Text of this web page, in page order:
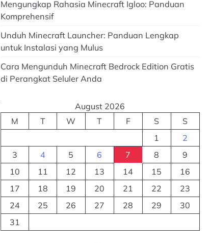
Mengungkap Rahasia Minecraft Igloo: Panduan
Komprehensif
Unduh Minecraft Launcher: Panduan Lengkap
untuk Instalasi yang Mulus
Cara Mengunduh Minecraft Bedrock Edition Gratis
di Perangkat Seluler Anda
August 2026
M
T W T F S
S
1
2
3
4 5 6 7 8
9
10
11 12 13 14 15
16
17
18 19 20 21 22
23
24
25 26 27 28 29
30
31